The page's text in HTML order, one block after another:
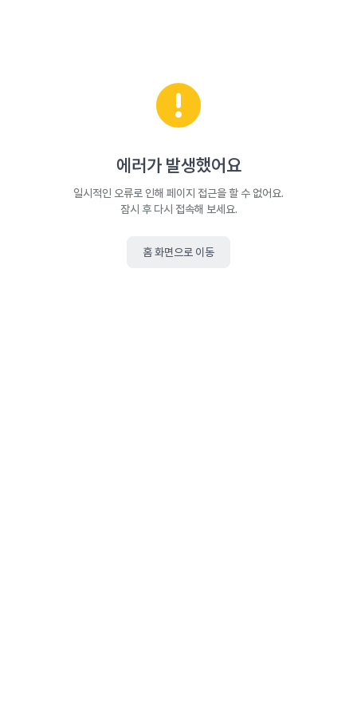
에러가 발생했어요
일시적인 오류로 인해 페이지 접근을 할 수 없어요.
잠시 후 다시 접속해 보세요.
홈 화면으로 이동